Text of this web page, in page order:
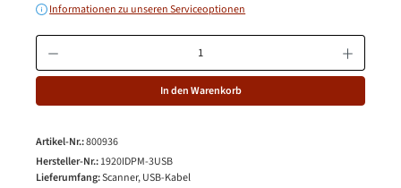
Informationen zu unseren Serviceoptionen
Produkt Anzahl: Gib den gewünschten Wert ein oder benutze die
In den Warenkorb
Artikel-Nr.:800936
Hersteller-Nr.:1920IDPM-3USB
Lieferumfang:Scanner, USB-Kabel